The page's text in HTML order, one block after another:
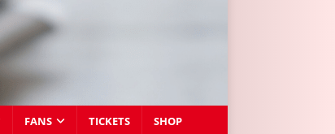
FANS TICKETS SHOP